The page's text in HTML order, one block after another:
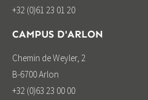
+32 (0)61 23 01 20
CAMPUS D'ARLON
Chemin de Weyler, 2
B-6700 Arlon
+32 (0)63 23 00 00